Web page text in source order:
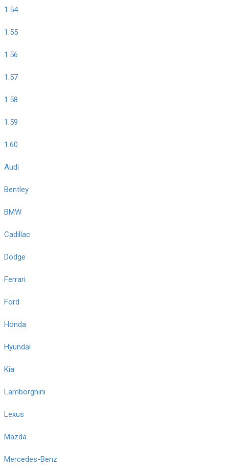
1.54
1.55
1.56
1.57
1.58
1.59
1.60
Audi
Bentley
BMW
Cadillac
Dodge
Ferrari
Ford
Honda
Hyundai
Kia
Lamborghini
Lexus
Mazda
Mercedes-Benz